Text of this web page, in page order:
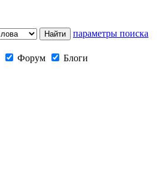
параметры поиска
Форум
Блоги